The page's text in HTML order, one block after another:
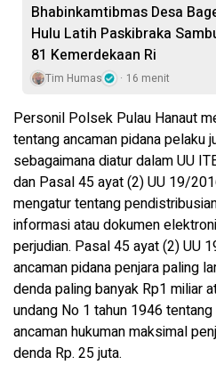
Bhabinkamtibmas Desa
Hulu Latih Paskibraka
81 Kemerdekaan Ri
Tim Humas 16 menit
Personil Polsek Pulau Hanaut
tentang ancaman pidana pelaku
sebagaimana diatur dalam UU
dan Pasal 45 ayat (2) UU 19/
mengatur tentang
informasi atau dokumen
perjudian. Pasal 45 ayat (2) UU
ancaman pidana penjara paling
denda paling banyak Rp1 miliar
undang No 1 tahun 1946
ancaman hukuman maksimal
denda Rp. 25 juta.